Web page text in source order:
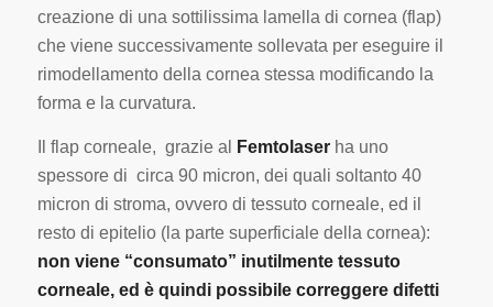
creazione di una sottilissima lamella di cornea (flap)
che viene successivamente sollevata per eseguire il
rimodellamento della cornea stessa modificando la
forma e la curvatura.
Il flap corneale, grazie al Femtolaserha uno
spessore di circa 90 micron, dei quali soltanto 40
micron di stroma, ovvero di tessuto corneale, ed il
resto di epitelio (la parte superficiale della cornea):
non viene “consumato” inutilmente tessuto
corneale, ed è quindi possibile correggere difetti